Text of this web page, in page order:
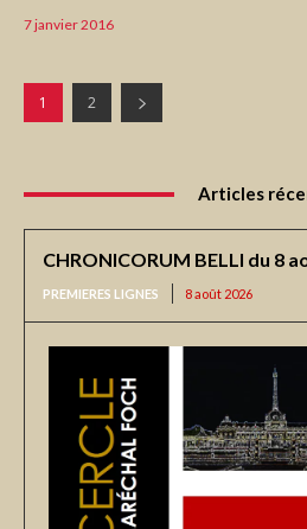
7 janvier 2016
1 2
Articles
CHRONICORUM BELLI du 8
PREMIERES LIGNES 8 août 2026